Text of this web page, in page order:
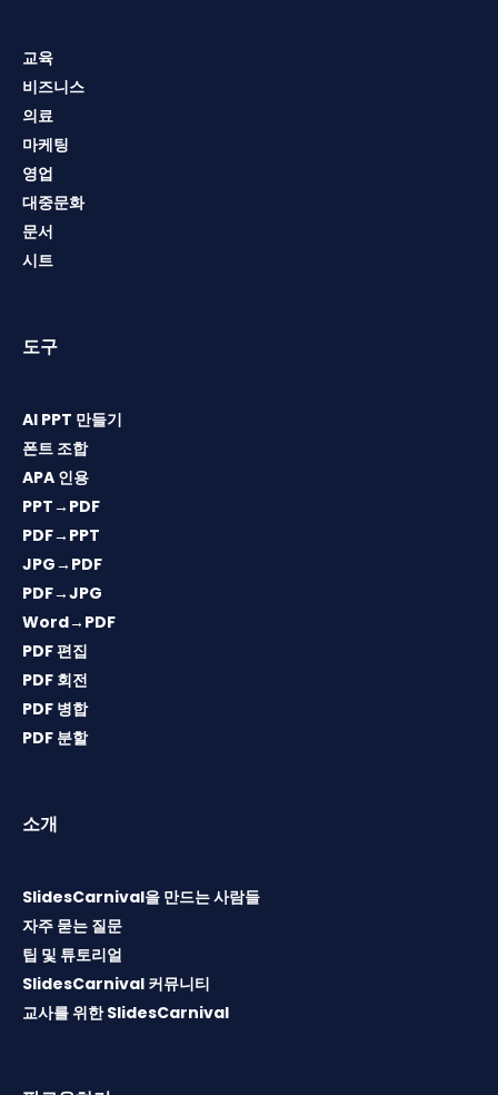
교육
비즈니스
의료
마케팅
영업
대중문화
문서
시트
도구
AI PPT 만들기
폰트 조합
APA 인용
PPT→PDF
PDF→PPT
JPG→PDF
PDF→JPG
Word→PDF
PDF 편집
PDF 회전
PDF 병합
PDF 분할
소개
SlidesCarnival을 만드는 사람들
자주 묻는 질문
팁 및 튜토리얼
SlidesCarnival 커뮤니티
교사를 위한 SlidesCarnival